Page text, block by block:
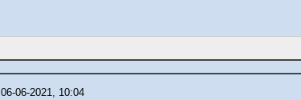
06-06-2021, 10:04